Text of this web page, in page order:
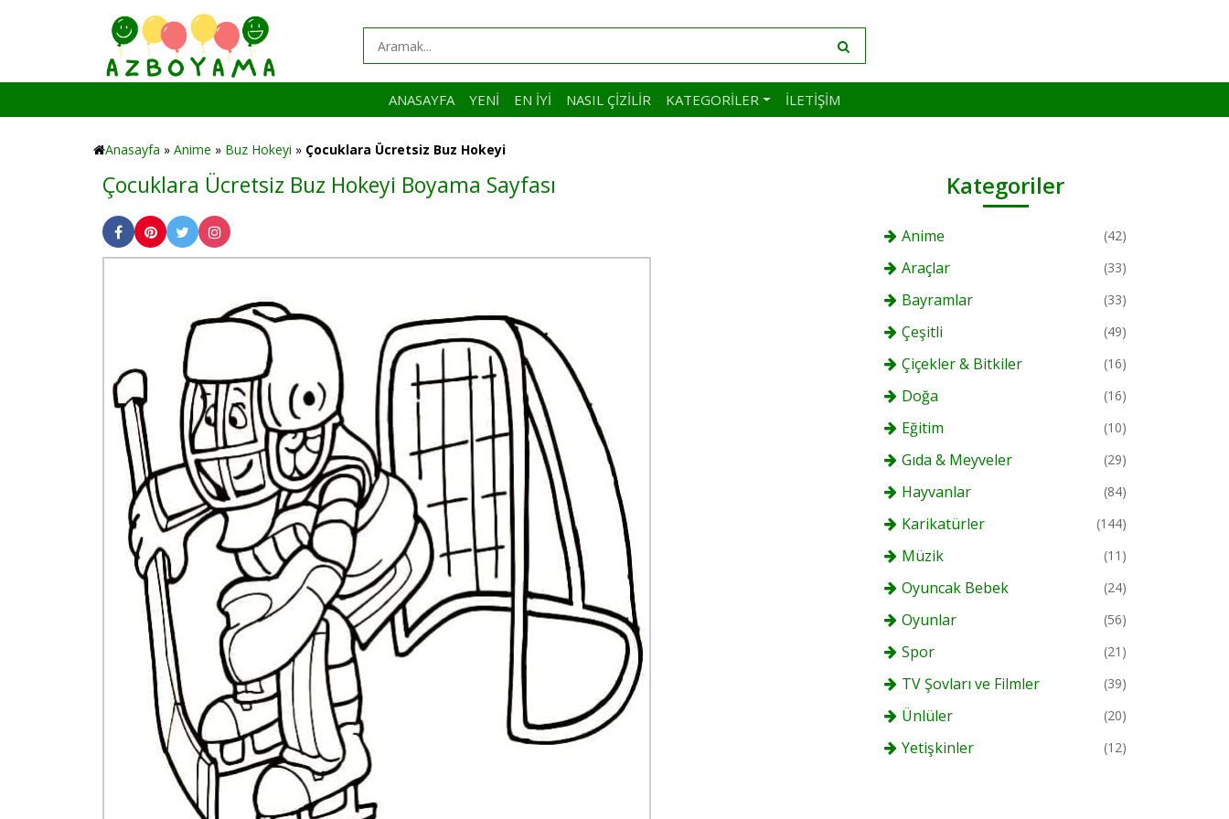
ANASAYFA YENI EN İYI NASIL ÇIZILIR KATEGORILER İLETIŞIM
Anasayfa » Anime » Buz Hokeyi » Çocuklara Ücretsiz Buz Hokeyi
Çocuklara Ücretsiz Buz Hokeyi Boyama Sayfası Kategoriler
Anime (42)
Araçlar (33)
Bayramlar (33)
Çeşitli (49)
Çiçekler & Bitkiler (16)
Doğa (16)
Eğitim (10)
Gıda & Meyveler (29)
Hayvanlar (84)
Karikatürler (144)
Müzik (11)
Oyuncak Bebek (24)
Oyunlar (56)
Spor (21)
TV Şovları ve Filmler (39)
Ünlüler (20)
Yetişkinler (12)